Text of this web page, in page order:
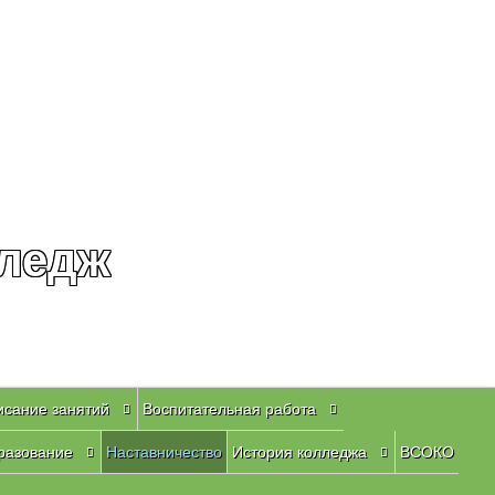
занятий Воспитательная работа
Наставничество История колледжа ВСОКО